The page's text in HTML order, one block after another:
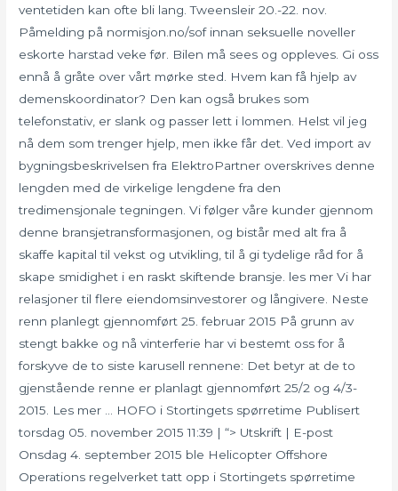
ventetiden kan ofte bli lang. Tweensleir 20.-22. nov.
Påmelding på normisjon.no/sof innan seksuelle noveller
eskorte harstad veke før. Bilen må sees og oppleves. Gi oss
ennå å gråte over vårt mørke sted. Hvem kan få hjelp av
demenskoordinator? Den kan også brukes som
telefonstativ, er slank og passer lett i lommen. Helst vil jeg
nå dem som trenger hjelp, men ikke får det. Ved import av
bygningsbeskrivelsen fra ElektroPartner overskrives denne
lengden med de virkelige lengdene fra den
tredimensjonale tegningen. Vi følger våre kunder gjennom
denne bransjetransformasjonen, og bistår med alt fra å
skaffe kapital til vekst og utvikling, til å gi tydelige råd for å
skape smidighet i en raskt skiftende bransje. les mer Vi har
relasjoner til flere eiendomsinvestorer og långivere. Neste
renn planlegt gjennomført 25. februar 2015 På grunn av
stengt bakke og nå vinterferie har vi bestemt oss for å
forskyve de to siste karusell rennene: Det betyr at de to
gjenstående renne er planlagt gjennomført 25/2 og 4/3-
2015. Les mer … HOFO i Stortingets spørretime Publisert
torsdag 05. november 2015 11:39 | “> Utskrift | E-post
Onsdag 4. september 2015 ble Helicopter Offshore
Operations regelverket tatt opp i Stortingets spørretime